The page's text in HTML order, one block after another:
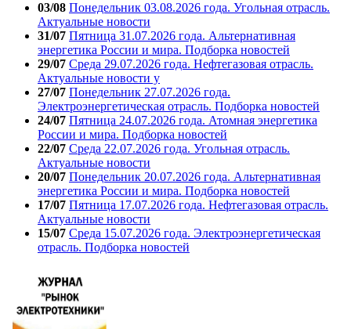
03/08 Понедельник 03.08.2026 года. Угольная отрасль.
Актуальные новости
31/07 Пятница 31.07.2026 года. Альтернативная
энергетика России и мира. Подборка новостей
29/07 Среда 29.07.2026 года. Нефтегазовая отрасль.
Актуальные новости у
27/07 Понедельник 27.07.2026 года.
Электроэнергетическая отрасль. Подборка новостей
24/07 Пятница 24.07.2026 года. Атомная энергетика
России и мира. Подборка новостей
22/07 Среда 22.07.2026 года. Угольная отрасль.
Актуальные новости
20/07 Понедельник 20.07.2026 года. Альтернативная
энергетика России и мира. Подборка новостей
17/07 Пятница 17.07.2026 года. Нефтегазовая отрасль.
Актуальные новости
15/07 Среда 15.07.2026 года. Электроэнергетическая
отрасль. Подборка новостей